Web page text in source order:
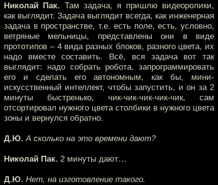
Николай Пак. Там задача, я пришлю видеоролики,
как выглядит. Задача выглядит всегда, как инженерная
задача в пространстве, т.е. есть поле, есть, условно,
ветряные мельницы, представлены они в виде
прототипов – 4 вида разных блоков, разного цвета, их
надо вместе составить. Всё, вся задача вот так
выглядит: надо собрать робота, запрограммировать
его и сделать его автономным, как бы, мини-
искусственный интеллект, чтобы запустить, и он за 2
минуты быстренько, чик-чик-чик-чик-чик, сам
отсортировал нужного цвета столбики в нужного цвета
зоны и вернулся обратно.
Д.Ю. А сколько на это времени дают?
Николай Пак. 2 минуты дают…
Д.Ю. Нет, на изготовление такого.